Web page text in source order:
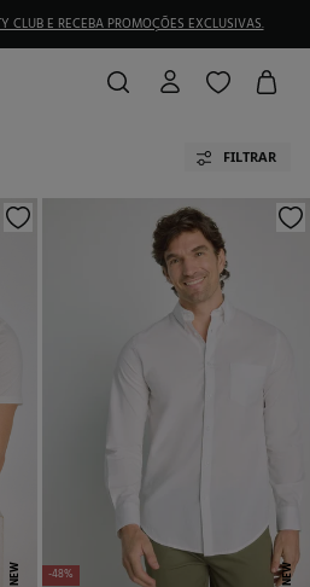
CLUB E RECEBA PROMOÇÕES EXCLUSIVAS.
FILTRAR
NEW -48% NEW